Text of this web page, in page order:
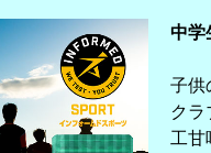
中学
子供
クラ
工甘